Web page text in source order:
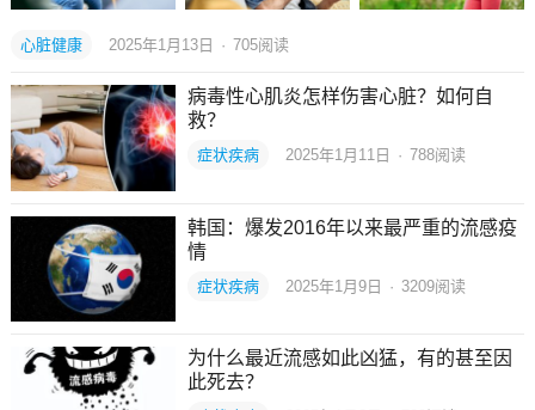
心脏健康 2025年1月13日 · 705阅读
病毒性心肌炎怎样伤害心脏？如何自
救？
症状疾病 2025年1月11日 · 788阅读
韩国：爆发2016年以来最严重的流感疫
情
症状疾病 2025年1月9日 · 3209阅读
为什么最近流感如此凶猛，有的甚至因
此死去？